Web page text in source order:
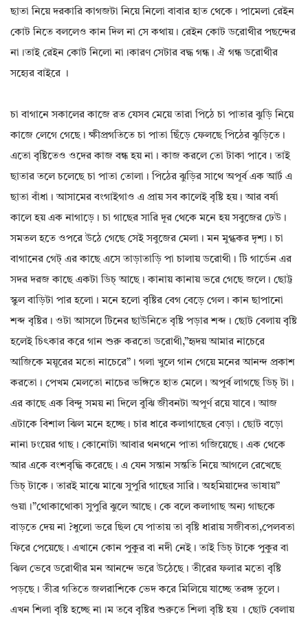
ছাতা নিয়ে দরকারি কাগজটা নিয়ে নিলো বাবার হাত থেকে। পামেলা রেইন
কোট নিতে বললেও কান দিল না সে কথায়। রেইন কোট ডরোথীর পছন্দের
না।তাই রেইন কোট নিলো না।কারণ সেটার বদ্ধ গন্ধ। ঐ গন্ধ ডরোথীর
সহ্যের বাইরে ।
চা বাগানে সকালের কাজে রত যেসব মেয়ে তারা পিঠে চা পাতার ঝুড়ি নিয়ে
কাজে লেগে গেছে। ক্ষীপ্রগতিতে চা পাতা ছিঁড়ে ফেলছে পিঠের ঝুড়িতে।
এতো বৃষ্টিতেও ওদের কাজ বন্ধ হয় না। কাজ করলে তো টাকা পাবে। তাই
ছাতার তলে চলেছে চা পাতা তোলা। পিঠের ঝুড়ির সাথে অপূর্ব এক আর্ট এ
ছাতা বাঁধা। আসামের বংগাইগাও এ প্রায় সব কালেই বৃষ্টি হয়। আর বর্ষা
কালে হয় এক নাগাড়ে। চা গাছের সারি দূর থেকে মনে হয় সবুজের ঢেউ।
সমতল হতে ওপরে উঠে গেছে সেই সবুজের মেলা। মন মুগ্ধকর দৃশ্য। চা
বাগানের গেট্ এর কাছে এসে তাড়াতাড়ি পা চালায় ডরোথী। টি গার্ডেন এর
সদর দরজ কাছে একটা ডিচ্ আছে। কানায় কানায় ভরে গেছে জলে। ছোট্ট
স্কুল বাড়িটা পার হলো। মনে হলো বৃষ্টির বেগ বেড়ে গেল। কান ছাপানো
শব্দ বৃষ্টির। ওটা আসলে টিনের ছাউনিতে বৃষ্টি পড়ার শব্দ। ছোট বেলায় বৃষ্টি
হলেই চিৎকার করে গান শুরু করতো ডরোথী,”হৃদয় আমার নাচেরে
আজিকে ময়ূরের মতো নাচেরে”। গলা খুলে গান গেয়ে মনের আনন্দ প্রকাশ
করতো। পেখম মেলতো নাচের ভঙ্গিতে হাত মেলে। অপূর্ব লাগছে ডিচ্ টা।
এর কাছে এক বিন্দু সময় না দিলে বুঝি জীবনটা অপূর্ণ রয়ে যাবে। আজ
এটাকে বিশাল ঝিল মনে হচ্ছে। চার ধারে কলাগাছের বেড়া। ছোট বড়ো
নানা ঢংয়ের গাছ। কোনোটা আবার থনথনে পাতা গজিয়েছে। এক থেকে
আর একে বংশবৃদ্ধি করেছে। এ যেন সন্তান সন্ততি নিয়ে আগলে রেখেছে
ডিচ্ টাকে। তারই মাঝে মাঝে সুপুরি গাছের সারি। অহমিয়াদের ভাষায়”
গুয়া।”থোকাথোকা সুপুরি ঝুলে আছে। কে বলে কলাগাছ অন্য গাছকে
বাড়তে দেয় না ?ধুলো ভরে ছিল যে পাতায় তা বৃষ্টি ধারায় সজীবতা,পেলবতা
ফিরে পেয়েছে। এখানে কোন পুকুর বা নদী নেই। তাই ডিচ্ টাকে পুকুর বা
ঝিল ভেবে ডরোথীর মন আনন্দে ভরে উঠেছে। তীরের ফলার মতো বৃষ্টি
পড়ছে। তীব্র গতিতে জলরাশিকে ভেদ করে মিলিয়ে যাচ্ছে তরঙ্গ তুলে।
এখন শিলা বৃষ্টি হচ্ছে না।ম তবে বৃষ্টির শুরুতে শিলা বৃষ্টি হয় । ছোট বেলায়